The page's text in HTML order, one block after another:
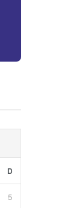
D
5